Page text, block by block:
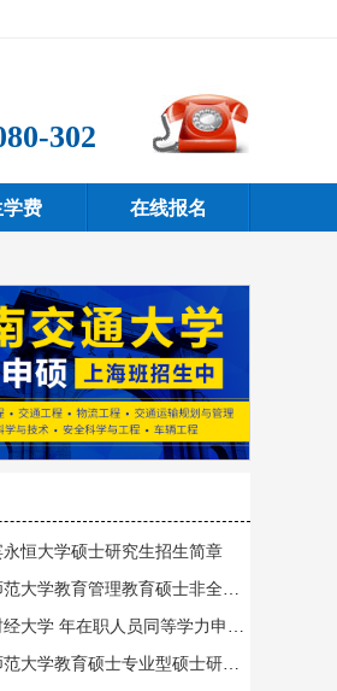
302
费 在线报名
恒大学硕士研究生招生简章
华中师范大学教育管理教育硕士非全日制
中南财经大学 年在职人员同等学力申硕招生简章
华中师范大学教育硕士专业型硕士研究生